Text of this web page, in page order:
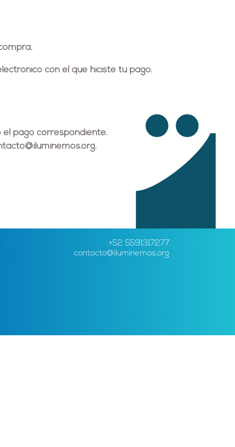
con el que hiciste tu pago.
pago correspondiente.
.
+52 5591317277
contacto@iluminemos.org